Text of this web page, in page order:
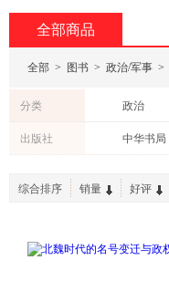
全部商品
全部 > 图书 > 政治/军事 >
分类 政治
出版社 中华书局
综合排序 销量 好评